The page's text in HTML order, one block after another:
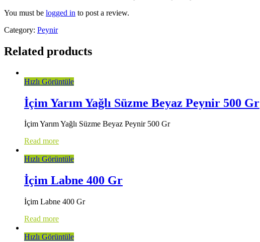
You must be logged in to post a review.
Category: Peynir
Related products
Hızlı Görüntüle
İçim Yarım Yağlı Süzme Beyaz Peynir 500 Gr
İçim Yarım Yağlı Süzme Beyaz Peynir 500 Gr
Read more
Hızlı Görüntüle
İçim Labne 400 Gr
İçim Labne 400 Gr
Read more
Hızlı Görüntüle